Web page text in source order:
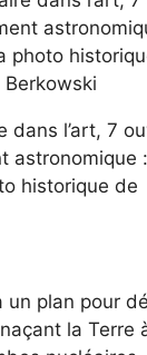
dans l’art, 7
astronomique
historique de